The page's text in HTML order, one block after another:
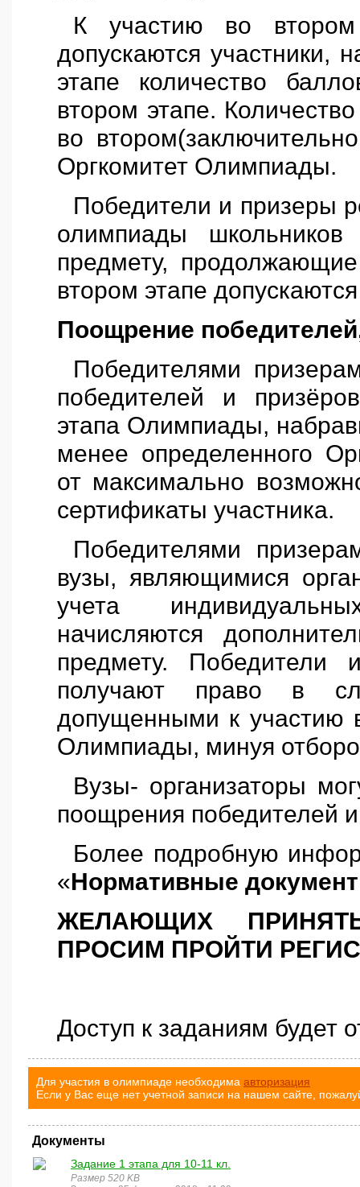
К участию во втором
допускаются участники,
этапе количество
втором этапе.
во
Оргкомитет Олимпиады.
Победители и призеры
олимпиады
предмету,
втором этапе
Поощрение
Победителями
победителей и
этапа Олимпиады,
менее определенного
от максимально
сертификаты участника.
Победителями
вузы, являющимися
учета
начисляются
предмету. Победители
получают право в
допущенными к участию
Олимпиады, минуя
Вузы- организаторы
поощрения победителей
Более подробную
«Нормативные
ЖЕЛАЮЩИХ
ПРОСИМ ПРОЙТИ
Доступ к заданиям будет
Для участия в олимпиаде необходима авторизация
Если у Вас еще нет учетной записи на нашем сайте,
Документы
Задание 1 этапа для 10-11 кл.
Размер 520 KB